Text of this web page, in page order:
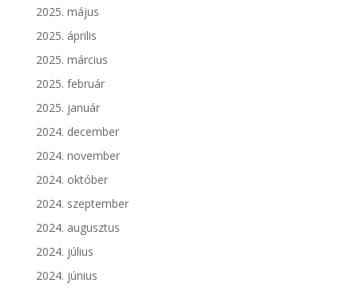
2025. május
2025. április
2025. március
2025. február
2025. január
2024. december
2024. november
2024. október
2024. szeptember
2024. augusztus
2024. július
2024. június